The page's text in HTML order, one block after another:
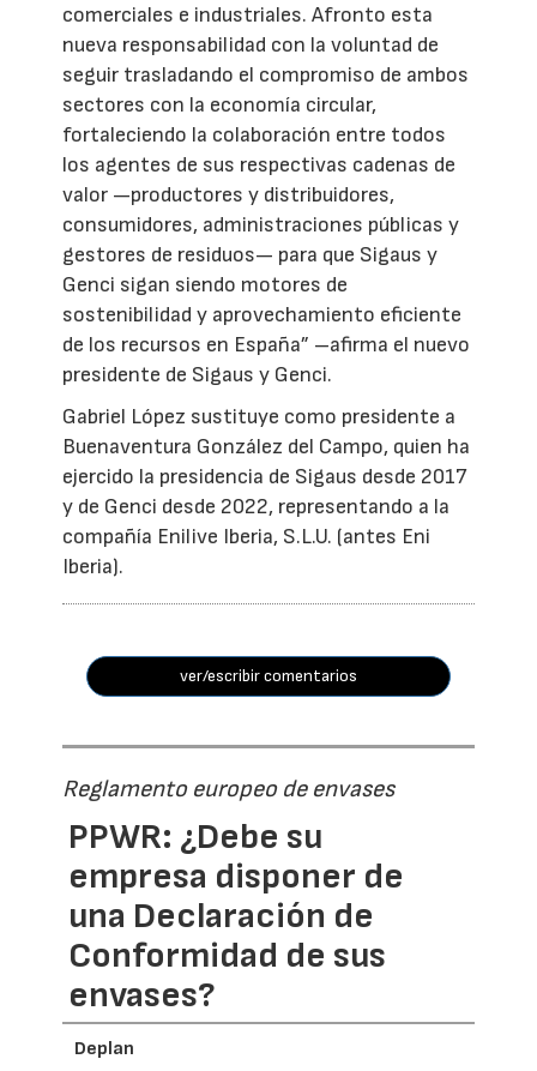
comerciales e industriales. Afronto esta
nueva responsabilidad con la voluntad de
seguir trasladando el compromiso de ambos
sectores con la economía circular,
fortaleciendo la colaboración entre todos
los agentes de sus respectivas cadenas de
valor —productores y distribuidores,
consumidores, administraciones públicas y
gestores de residuos— para que Sigaus y
Genci sigan siendo motores de
sostenibilidad y aprovechamiento eficiente
de los recursos en España” –afirma el nuevo
presidente de Sigaus y Genci.
Gabriel López sustituye como presidente a
Buenaventura González del Campo, quien ha
ejercido la presidencia de Sigaus desde 2017
y de Genci desde 2022, representando a la
compañía Enilive Iberia, S.L.U. (antes Eni
Iberia).
ver/escribir comentarios
Reglamento europeo de envases
PPWR: ¿Debe su
empresa disponer de
una Declaración de
Conformidad de sus
envases?
Deplan